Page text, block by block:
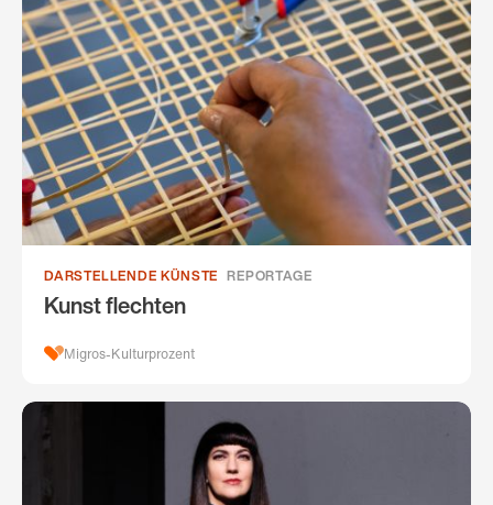
DARSTELLENDE KÜNSTE REPORTAGE
Kunst flechten
Migros-Kulturprozent